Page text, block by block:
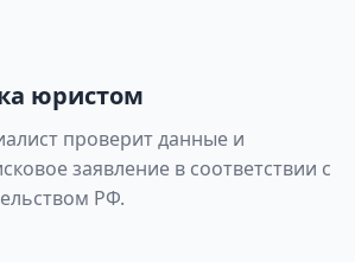
юристом
проверит данные и
заявление в соответствии с
РФ.